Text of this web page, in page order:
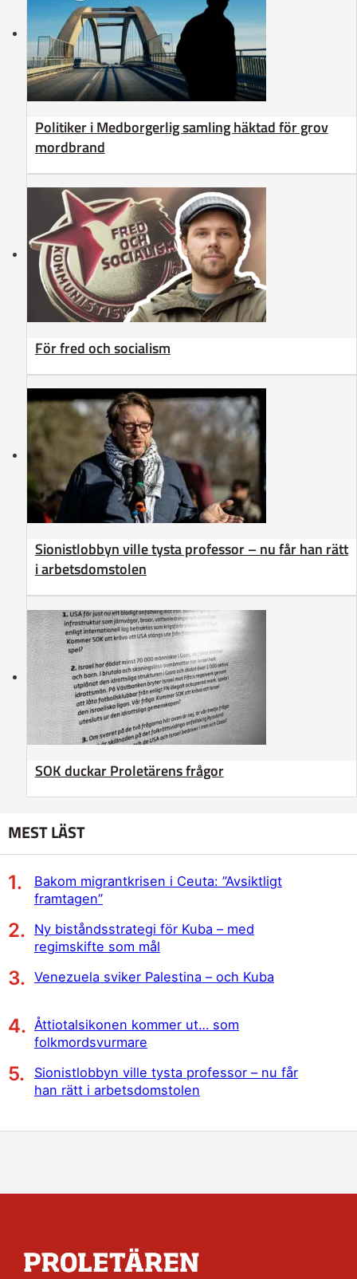
Politiker i Medborgerlig samling häktad för grov
mordbrand
För fred och socialism
Sionistlobbyn ville tysta professor – nu får han rätt
i arbetsdomstolen
SOK duckar Proletärens frågor
MEST LÄST
Bakom migrantkrisen i Ceuta: ”Avsiktligt
framtagen”
Ny biståndsstrategi för Kuba – med
regimskifte som mål
Venezuela sviker Palestina – och Kuba
Åttiotalsikonen kommer ut… som
folkmordsvurmare
Sionistlobbyn ville tysta professor – nu får
han rätt i arbetsdomstolen